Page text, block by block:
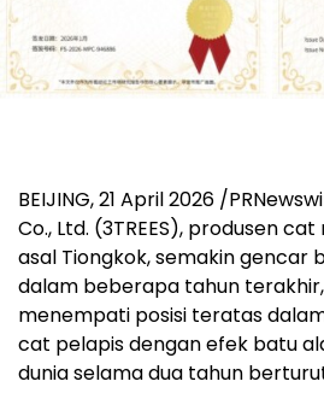
BEIJING, 21 April 2026 /
Co., Ltd. (3TREES), produsen
asal Tiongkok, semakin gencar
dalam beberapa tahun
menempati posisi teratas
cat pelapis dengan efek batu
dunia selama dua tahun